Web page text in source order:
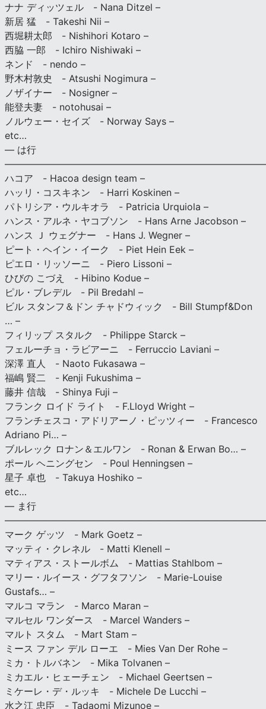
ナナ ディッツェル - Nana Ditzel –
新居 猛 - Takeshi Nii –
西堀耕太郎 - Nishihori Kotaro –
西脇 一郎 - Ichiro Nishiwaki –
ネンド - nendo –
野木村敦史 - Atsushi Nogimura –
ノザイナー - Nosigner –
能登夫妻 - notohusai –
ノルウェー・セイズ - Norway Says –
etc…
— は行
ハコア - Hacoa design team –
ハッリ・コスキネン - Harri Koskinen –
パトリシア・ウルキオラ - Patricia Urquiola –
ハンス・アルネ・ヤコブソン - Hans Arne Jacobson –
ハンス Ｊ ウェグナー - Hans J. Wegner –
ピート・ヘイン・イーク - Piet Hein Eek –
ピエロ・リッソーニ - Piero Lissoni –
ひびの こづえ - Hibino Kodue –
ピル・ブレデル - Pil Bredahl –
ビル スタンフ＆ドン チャドウィック - Bill Stumpf&Don
… –
フィリップ スタルク - Philippe Starck –
フェルーチョ・ラビアーニ - Ferruccio Laviani –
深澤 直人 - Naoto Fukasawa –
福嶋 賢二 - Kenji Fukushima –
藤井 信哉 - Shinya Fuji –
フランク ロイド ライト - F.Lloyd Wright –
フランチェスコ・アドリアーノ・ピッツィー - Francesco
Adriano Pi… –
ブルレック ロナン＆エルワン - Ronan & Erwan Bo… –
ポール ヘニングセン - Poul Henningsen –
星子 卓也 - Takuya Hoshiko –
etc…
— ま行
マーク ゲッツ - Mark Goetz –
マッティ・クレネル - Matti Klenell –
マティアス・ストールボム - Mattias Stahlbom –
マリー・ルイース・グフタフソン - Marie-Louise
Gustafs… –
マルコ マラン - Marco Maran –
マルセル ワンダース - Marcel Wanders –
マルト スタム - Mart Stam –
ミース ファン デル ローエ - Mies Van Der Rohe –
ミカ・トルバネン - Mika Tolvanen –
ミカエル・ヒェーチェン - Michael Geertsen –
ミケーレ・デ・ルッキ - Michele De Lucchi –
水之江 忠臣 - Tadaomi Mizunoe –